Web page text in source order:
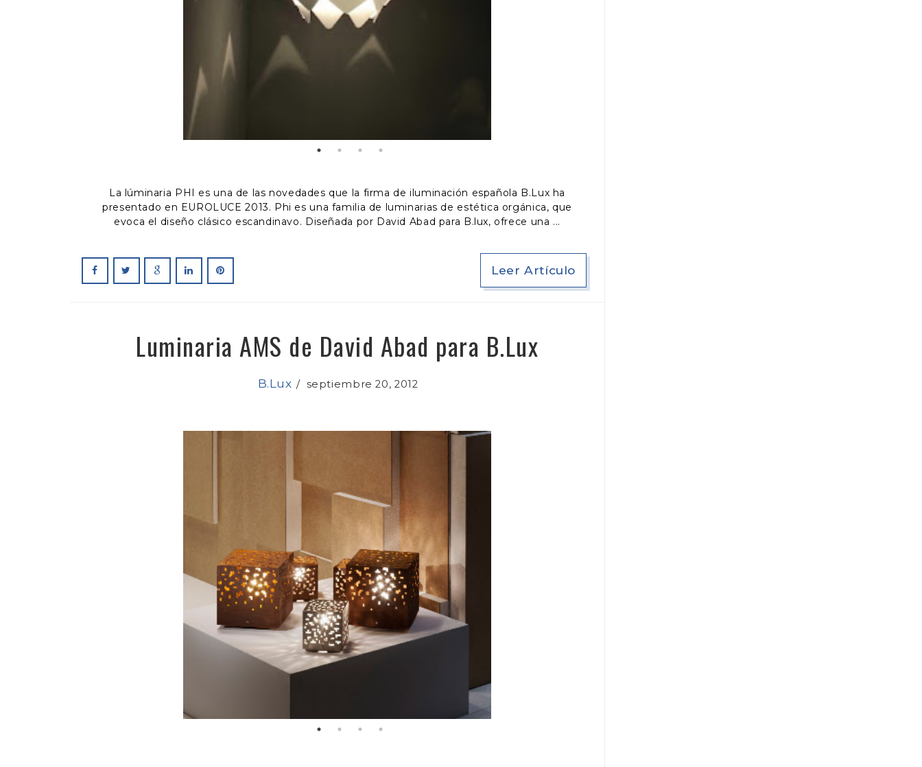
La lúminaria PHI es una de las novedades que la firma de iluminación española B.Lux ha
presentado en EUROLUCE 2013. Phi es una familia de luminarias de estética orgánica, que
evoca el diseño clásico escandinavo. Diseñada por David Abad para B.lux, ofrece una
Leer Artículo
Luminaria AMS de David Abad para B.Lux
B.Lux /septiembre 20, 2012